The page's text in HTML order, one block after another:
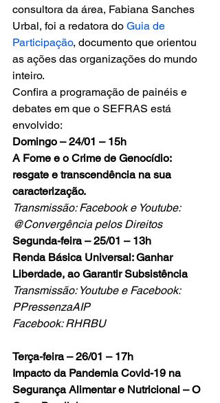
consultora da área, Fabiana Sanches
Urbal, foi a redatora do Guia de
Participação, documento que orientou
as ações das organizações do mundo
inteiro.
Confira a programação de painéis e
debates em que o SEFRAS está
envolvido:
Domingo – 24/01 – 15h
A Fome e o Crime de Genocídio:
resgate e transcendência na sua
caracterização.
Transmissão: Facebook e Youtube:
@Convergência pelos Direitos
Segunda-feira – 25/01 – 13h
Renda Básica Universal: Ganhar
Liberdade, ao Garantir Subsistência
Transmissão: Youtube e Facebook:
PPressenzaAIP
Facebook: RHRBU
Terça-feira – 26/01 – 17h
Impacto da Pandemia Covid-19 na
Segurança Alimentar e Nutricional – O